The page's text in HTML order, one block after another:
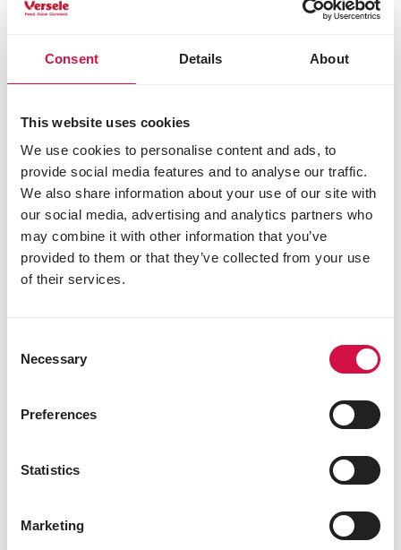
Consent Details About
This website uses cookies
We use cookies to personalise content and ads, to
provide social media features and to analyse our traffic.
We also share information about your use of our site with
our social media, advertising and analytics partners who
may combine it with other information that you’ve
provided to them or that they’ve collected from your use
of their services.
Selection
Necessary
Preferences
Statistics
Marketing
ruw eiwit 16%
ruwe celstof 8,5%
suikers 6,09%
calcium 1,2%
magnesium 0,35%
fosfor 0,66%
natrium 0,3%
Toevoegingsmiddelen/kg
Nutritionele toevoegingsmiddelen
3a672a vitamine A 13250 IE
3a890 cholinechloride 69 mg
3b103 ijzer (ijzer(II)sulfaat-monohydraat) 40 mg
mg
3b405 koper (koper(II)sulfaat-pentahydraat)
glycinehydraat) 10 mg